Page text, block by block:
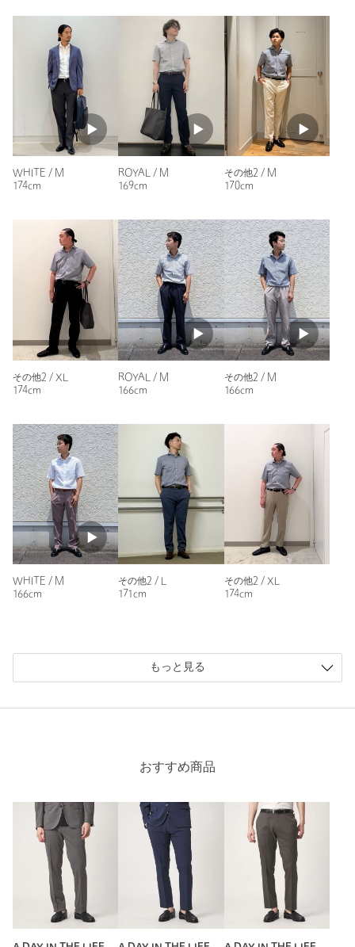
・"不良品"、"ご注文内容と異なる商品"が到着した場合は、お客様
よりご連絡をいただいた時点で弊社に在庫がある場合に限り、交
換対応いたします。なお、セールアイテムのため、お品切れの場
合は返金でのご対応といたします。
商品詳細
注文キャンセル 対象商品
対象外商品 裾上げについて
MEN
カテゴリー トップス | シャツ / ブラウス
S M L XL
素材 綿70％ 複合繊維(ポリエステル)30％
洗濯表示 洗濯機洗い可 洗濯表示について
商品番号 6116-6-000002
性別：男性
50代前半
177cm
普段の着用サイズ：
参考になった
もっと見る
WHITE / M
174cm
ROYAL / M
169cm
その他2 / M
170cm
その他2 / XL
174cm
ROYAL / M
166cm
その他2 / M
166cm
WHITE / M
166cm
その他2 / L
171cm
その他2 / XL
174cm
もっと見る
おすすめ商品